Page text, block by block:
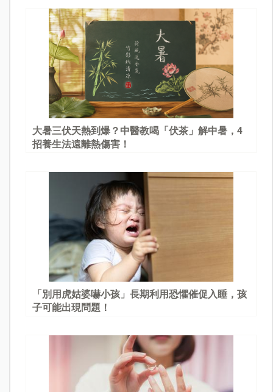
大暑三伏天熱到爆？中醫教喝「伏茶」解中暑，4
招養生法遠離熱傷害！
「別用虎姑婆嚇小孩」長期利用恐懼催促入睡，孩
子可能出現問題！